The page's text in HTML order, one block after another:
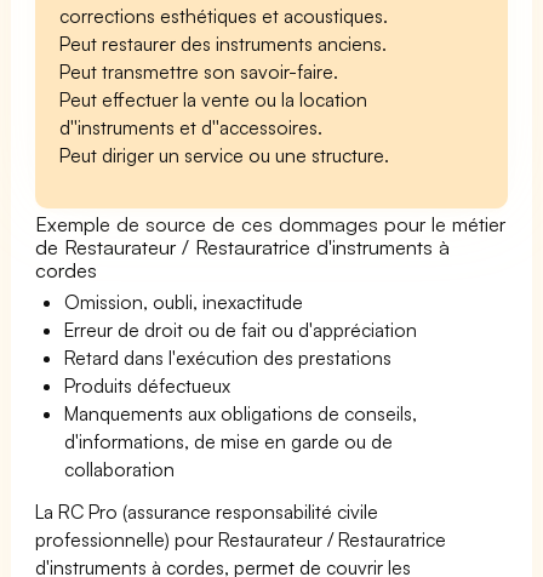
corrections esthétiques et acoustiques.
Peut restaurer des instruments anciens.
Peut transmettre son savoir-faire.
Peut effectuer la vente ou la location
d''instruments et d''accessoires.
Peut diriger un service ou une structure.
Exemple de source de ces dommages pour le métier
de Restaurateur / Restauratrice d'instruments à
cordes
Omission, oubli, inexactitude
Erreur de droit ou de fait ou d'appréciation
Retard dans l'exécution des prestations
Produits défectueux
Manquements aux obligations de conseils,
d'informations, de mise en garde ou de
collaboration
La RC Pro (assurance responsabilité civile
professionnelle) pour Restaurateur / Restauratrice
d'instruments à cordes, permet de couvrir les